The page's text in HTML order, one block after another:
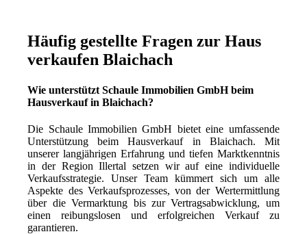
Häufig gestellte Fragen zur Haus
verkaufen Blaichach
Wie unterstützt Schaule Immobilien GmbH beim
Hausverkauf in Blaichach?
Die Schaule Immobilien GmbH bietet eine umfassende
Unterstützung beim Hausverkauf in Blaichach. Mit
unserer langjährigen Erfahrung und tiefen Marktkenntnis
in der Region Illertal setzen wir auf eine individuelle
Verkaufsstrategie. Unser Team kümmert sich um alle
Aspekte des Verkaufsprozesses, von der Wertermittlung
über die Vermarktung bis zur Vertragsabwicklung, um
einen reibungslosen und erfolgreichen Verkauf zu
garantieren.